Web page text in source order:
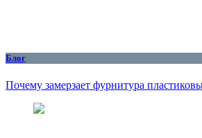
Блог
Почему замерзает фурнитура